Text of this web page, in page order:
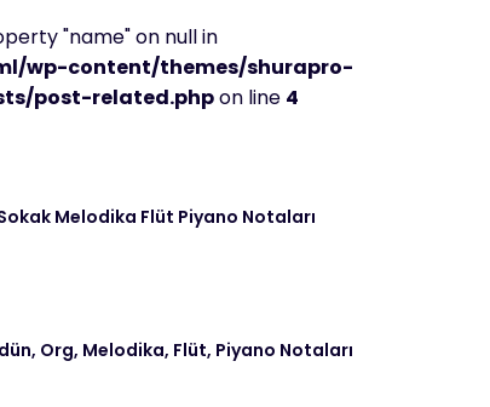
"name" on null in
wp-content/themes/shurapro-
post-related.phpon line 4
Melodika Flüt Piyano Notaları
Org, Melodika, Flüt, Piyano Notaları